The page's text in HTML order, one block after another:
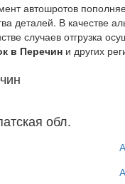
автошротов
деталей. В качестве
случаев отгрузка
в Перечин и других
обл.